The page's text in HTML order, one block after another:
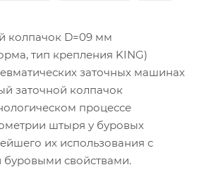
колпачок D=09 мм
тип крепления KING)
заточных машинах
заточной колпачок
процессе
штыря у буровых
их использования с
буровыми свойствами.